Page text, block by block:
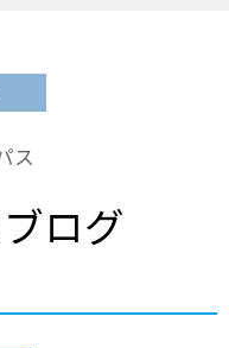
ス
ログ